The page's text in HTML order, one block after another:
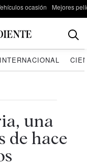
ocasión Mejores
INTERNACIONAL
una
de hace